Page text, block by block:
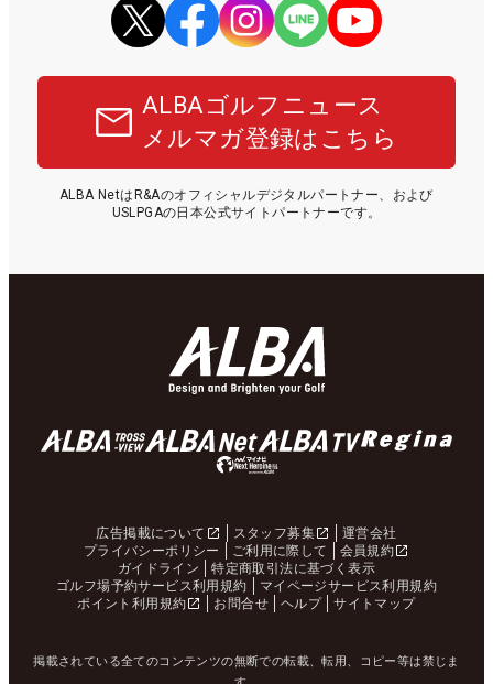
ALBAゴルフニュース
メルマガ登録はこちら
ALBA NetはR&Aのオフィシャルデジタルパートナー、および
USLPGAの日本公式サイトパートナーです。
広告掲載について スタッフ募集
運営会社
プライバシーポリシー
ご利用に際して
会員規約
ガイドライン
特定商取引法に基づく表示
ゴルフ場予約サービス利用規約
マイページサービス利用規約
ポイント利用規約
お問合せ ヘルプ サイトマップ
掲載されている全てのコンテンツの無断での転載、転用、コピー等は禁じま